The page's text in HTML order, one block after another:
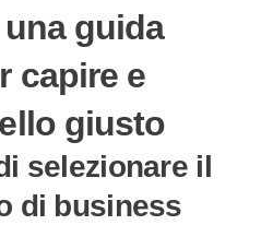
guida
capire e
giusto
selezionare il
di business